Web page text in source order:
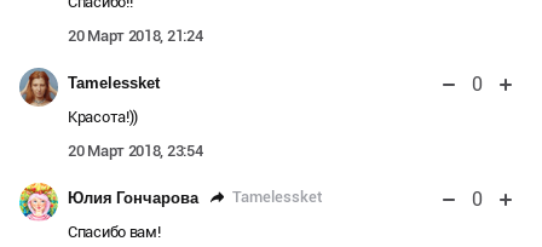
20 Март 2018, 21:24
Tamelessket 0
Красота!))
20 Март 2018, 23:54
Юлия Гончарова Tamelessket 0
Спасибо вам!